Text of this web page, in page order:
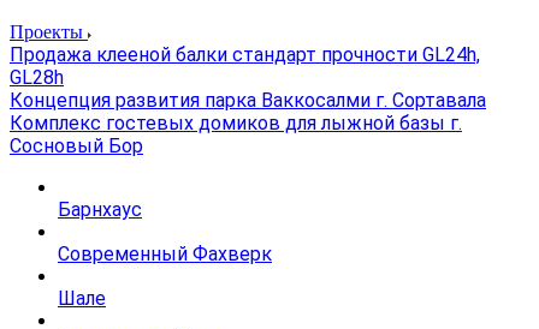
Проекты
Продажа клееной балки стандарт прочности GL24h,
GL28h
Концепция развития парка Ваккосалми г. Сортавала
Комплекс гостевых домиков для лыжной базы г.
Сосновый Бор
Барнхаус
Современный Фахверк
Шале